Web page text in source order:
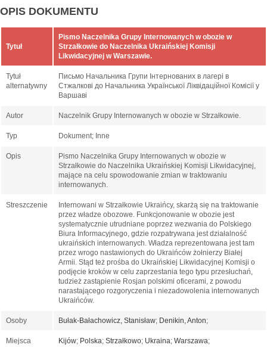
OPIS DOKUMENTU
Tytuł
Pismo Naczelnika Grupy Internowanych w obozie w
Strzałkowie do Naczelnika Ukraińskiej Komisji
Likwidacyjnej w Warszawie.
Tytuł
alternatywny
Письмо Начальника Групи Інтернованих в лагері в
Стжалкові до Начальника Української Ліквідаційної Комісії у
Варшаві
Autor Naczelnik Grupy Internowanych w obozie w Strzałkowie.
Typ Dokument; Inne
Opis
Pismo Naczelnika Grupy Internowanych w obozie w
Strzałkowie do Naczelnika Ukraińskiej Komisji Likwidacyjnej,
mające na celu spowodowanie zmian w traktowaniu
internowanych.
Streszczenie
Internowani w Strzałkowie Ukraińcy, skarżą się na traktowanie
przez władze obozowe. Funkcjonowanie w obozie jest
systematycznie utrudniane poprzez wezwania do Polskiego
Biura Informacyjnego, gdzie rozpatrywana jest działalność
ukraińskich internowanych. Władza reprezentowana jest tam
przez wrogo nastawionych do Ukraińców żołnierzy Białej
Armii. Stąd też prośba do Ukraińskiej Likwidacyjnej Komisji o
podjęcie kroków w celu zaprzestania tego typu przesłuchań,
tudzież zastąpienie Rosjan polskimi oficerami, z powodu
narastającego rozgoryczenia i niezadowolenia internowanych
Ukraińców.
Osoby Bułak-Bałachowicz, Stanisław; Denikin, Anton;
Miejsca Kijów; Polska; Strzałkowo; Ukraina; Warszawa;